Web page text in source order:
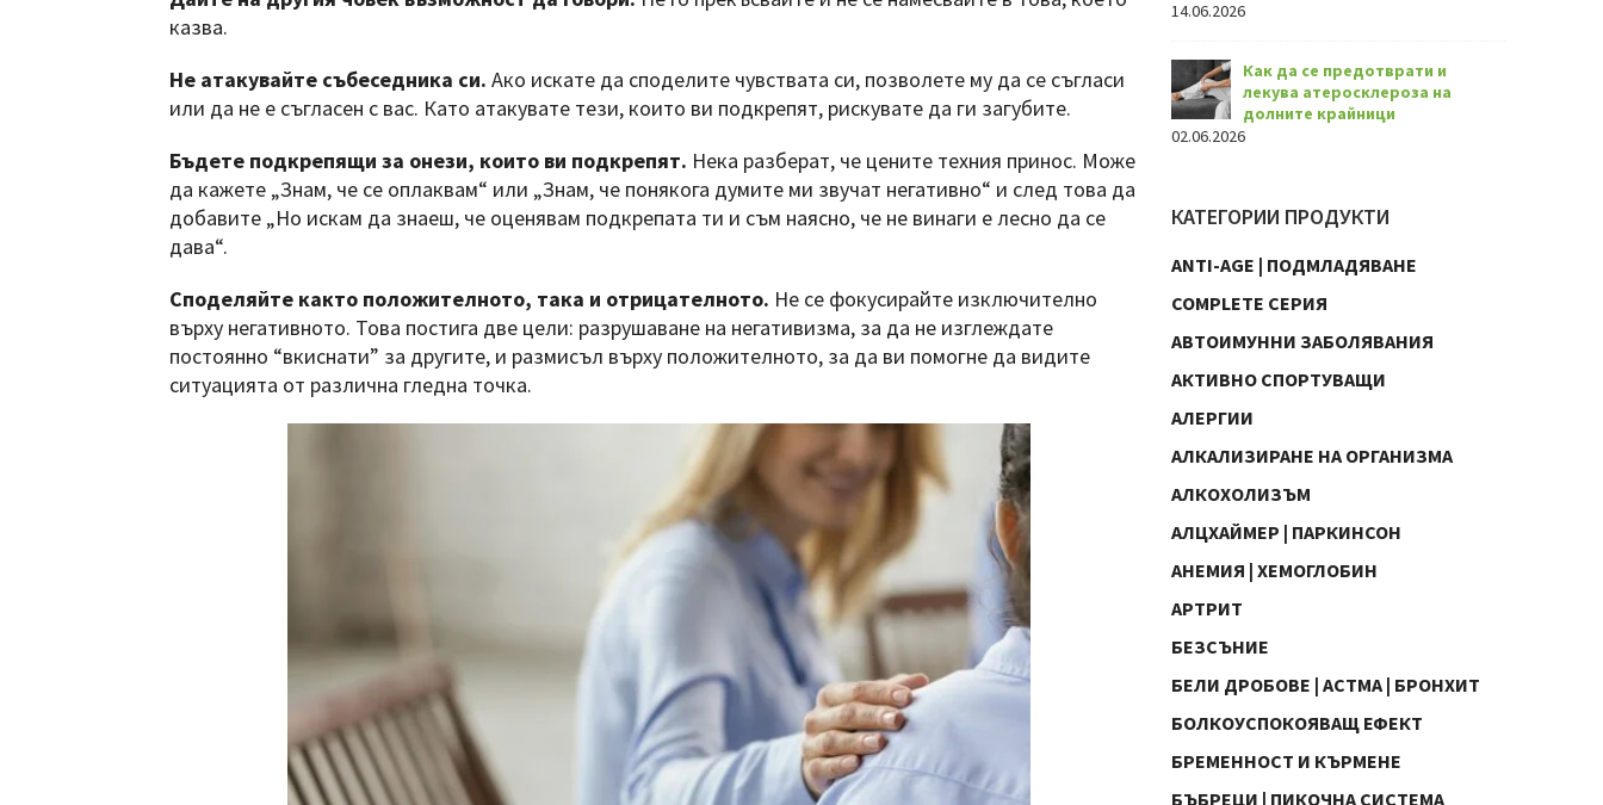
казва.
Не атакувайте събеседника си. Ако искате да споделите чувствата си, позволете му да се съгласи
или да не е съгласен с вас. Като атакувате тези, които ви подкрепят, рискувате да ги загубите.
Бъдете подкрепящи за онези, които ви подкрепят. Нека разберат, че цените техния принос. Може
да кажете „Знам, че се оплаквам“ или „Знам, че понякога думите ми звучат негативно“ и след това да
добавите „Но искам да знаеш, че оценявам подкрепата ти и съм наясно, че не винаги е лесно да се
дава“.
Споделяйте както положителното, така и отрицателното. Не се фокусирайте изключително
върху негативното. Това постига две цели: разрушаване на негативизма, за да не изглеждате
постоянно “вкиснати” за другите, и размисъл върху положителното, за да ви помогне да видите
ситуацията от различна гледна точка.
14.06.2026
Как да се предотврати и
лекува атеросклероза на
долните крайници
02.06.2026
КАТЕГОРИИ ПРОДУКТИ
ANTI-AGE | ПОДМЛАДЯВАНЕ
COMPLETE СЕРИЯ
АВТОИМУННИ ЗАБОЛЯВАНИЯ
АКТИВНО СПОРТУВАЩИ
АЛЕРГИИ
АЛКАЛИЗИРАНЕ НА ОРГАНИЗМА
АЛКОХОЛИЗЪМ
АЛЦХАЙМЕР | ПАРКИНСОН
АНЕМИЯ | ХЕМОГЛОБИН
АРТРИТ
БЕЗСЪНИЕ
БЕЛИ ДРОБОВЕ | АСТМА | БРОНХИТ
БОЛКОУСПОКОЯВАЩ ЕФЕКТ
БРЕМЕННОСТ И КЪРМЕНЕ
БЪБРЕЦИ | ПИКОЧНА СИСТЕМА